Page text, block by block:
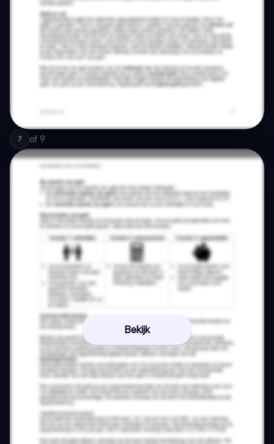
7 of 9
Bekijk